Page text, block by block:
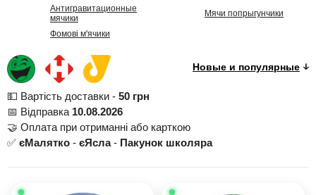
Антигравитационные
мячики
Мячи попрыгунчики
Фомові м'ячики
💵 Вартість доставки - 50 грн
📅 Відправка 10.08.2026
🤝 Оплата при отриманні або карткою
✅ єМалятко - єЯсла- Пакунок школяра